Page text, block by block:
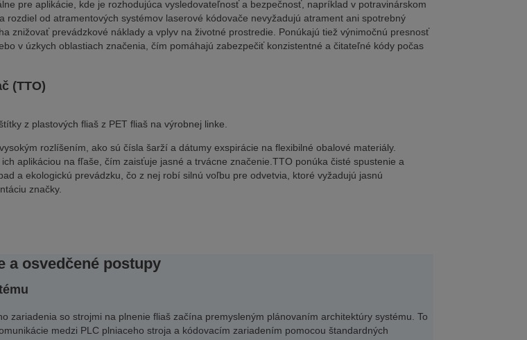
pre aplikácie, kde je rozhodujúca vysledovateľnosť a bezpečnosť, napríklad v potravinárskom
rozdiel od atramentových systémov laserové kódovače nevyžadujú atrament ani spotrebný
znižovať prevádzkové náklady a vplyv na životné prostredie. Ponúkajú tiež výnimočnú presnosť
v úzkych oblastiach značenia, čím pomáhajú zabezpečiť konzistentné a čitateľné kódy počas
(TTO)
z plastových fliaš z PET fliaš na výrobnej linke.
rozlíšením, ako sú čísla šarží a dátumy exspirácie na flexibilné obalové materiály.
aplikáciou na fľaše, čím zaisťuje jasné a trvácne značenie.TTO ponúka čisté spustenie a
a ekologickú prevádzku, čo z nej robí silnú voľbu pre odvetvia, ktoré vyžadujú jasnú
značky.
a osvedčené postupy
zariadenia so strojmi na plnenie fliaš začína premysleným plánovaním architektúry systému. To
medzi PLC plniaceho stroja a kódovacím zariadením pomocou štandardných